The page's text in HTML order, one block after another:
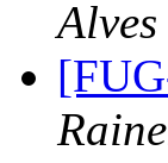
Alves